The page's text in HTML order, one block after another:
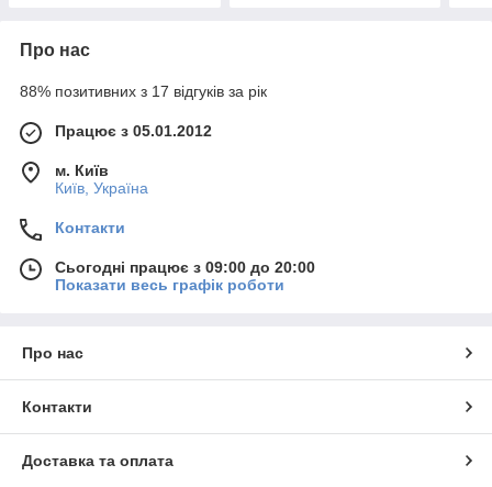
Про нас
88% позитивних з 17 відгуків за рік
Працює з 05.01.2012
м. Київ
Київ, Україна
Контакти
Сьогодні працює з 09:00 до 20:00
Показати весь графік роботи
Про нас
Контакти
Доставка та оплата